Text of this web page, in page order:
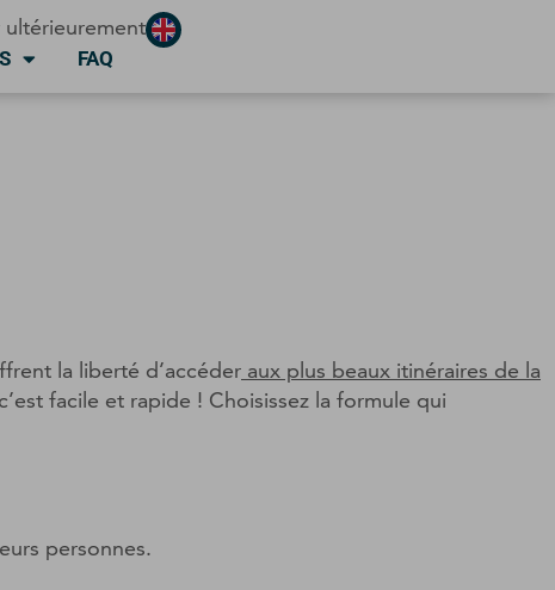
ultérieurement
FAQ
la liberté d’accéder aux plus beaux itinéraires de la
facile et rapide ! Choisissez la formule qui
personnes.